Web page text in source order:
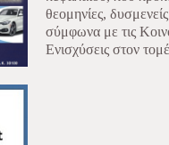
θεομηνίες,
σύμφωνα με τις
Ενισχύσεις στον